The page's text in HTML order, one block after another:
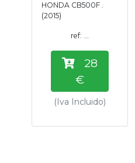
Formulario
Empresa
Contacto
HONDA CB500F .
(2015)
ref: ...
28
€
(Iva Incluido)